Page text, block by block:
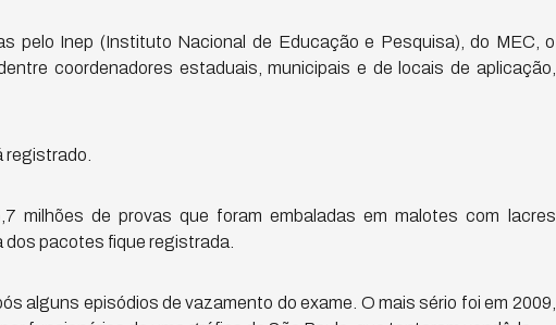
pelo Inep (Instituto Nacional de Educação e Pesquisa), do MEC, o
coordenadores estaduais, municipais e de locais de aplicação,
registrado.
milhões de provas que foram embaladas em malotes com lacres
pacotes fique registrada.
alguns episódios de vazamento do exame. O mais sério foi em 2009,